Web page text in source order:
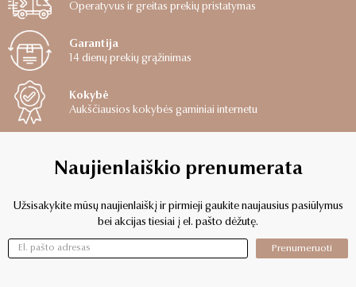
Operatyvus ir greitas prekių pristatymas
Garantija
14 dienų prekių grąžinimas
Kokybė
Aukščiausios kokybės gaminiai internetu
Naujienlaiškio prenumerata
Užsisakykite mūsų naujienlaiškį ir pirmieji gaukite naujausius pasiūlymus
bei akcijas tiesiai į el. pašto dėžutę.
Prenumeruoti